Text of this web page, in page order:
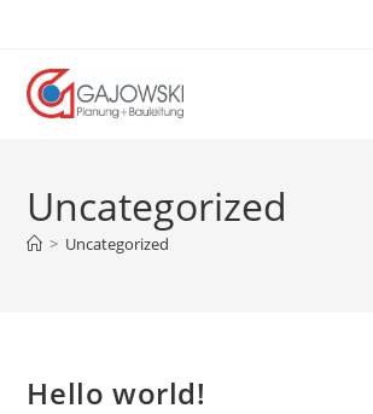
springen
Uncategorized
> Uncategorized
Hello world!